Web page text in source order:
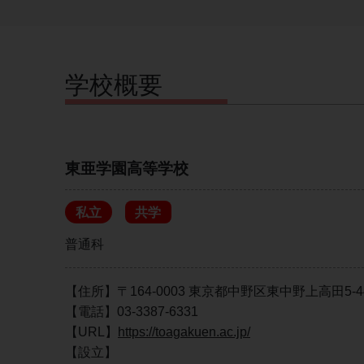
学校概要
東亜学園高等学校
私立 共学
普通科
【住所】〒164-0003 東京都中野区東中野上高田5-
【電話】03-3387-6331
【URL】
https://toagakuen.ac.jp/
【設立】